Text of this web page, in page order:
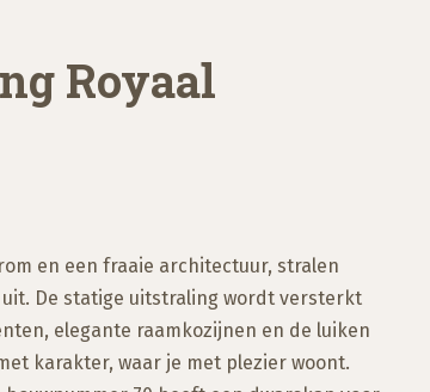
Royaal
en een fraaie architectuur, stralen
De statige uitstraling wordt versterkt
elegante raamkozijnen en de luiken
karakter, waar je met plezier woont.